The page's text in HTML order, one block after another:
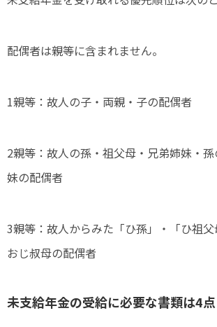
配偶者は親等に含まれません。
1親等：故人の子・両親・子の配偶者
2親等：故人の孫・祖父母・兄弟姉妹・
妹の配偶者
3親等：故人からみた「ひ孫」・「ひ祖父
おじ叔母の配偶者
未支給年金の受給に必要な書類は4点